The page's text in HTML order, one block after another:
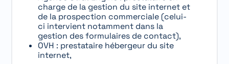
charge de la gestion du site internet et
de la prospection commerciale (celui-
ci intervient notamment dans la
gestion des formulaires de contact),
OVH : prestataire hébergeur du site
internet,